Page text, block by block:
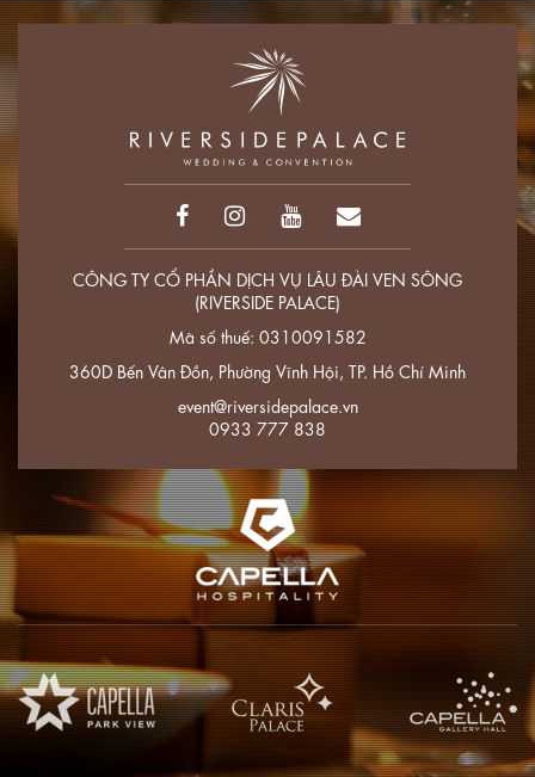
CÔNG TY CỔ PHẦN DỊCH VỤ LÂU ĐÀI VEN SÔNG
(RIVERSIDE PALACE)
Mã số thuế: 0310091582
360D Bến Vân Đồn, Phường Vĩnh Hội, TP. Hồ Chí Minh
event@riversidepalace.vn
0933 777 838